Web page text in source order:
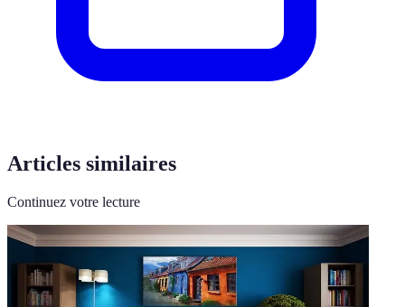
Articles similaires
Continuez votre lecture